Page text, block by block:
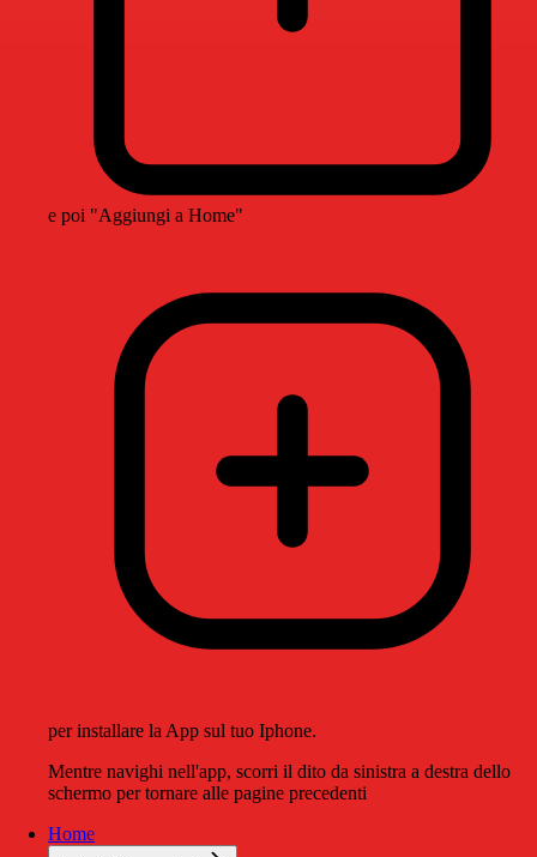
e poi "Aggiungi a Home"
per installare la App sul tuo Iphone.
Mentre navighi nell'app, scorri il dito da sinistra a destra dello
schermo per tornare alle pagine precedenti
Home